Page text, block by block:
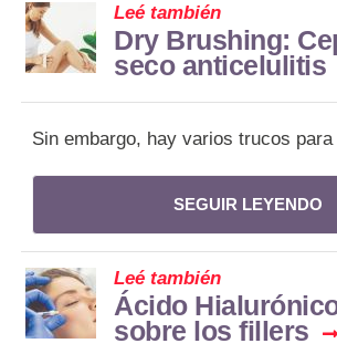
Leé también
Dry Brushing:
seco anticelulitis
Sin embargo, hay varios trucos
SEGUIR LEYENDO
Leé también
Ácido
sobre los fillers